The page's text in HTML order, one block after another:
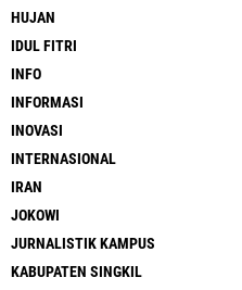
HUJAN
IDUL FITRI
INFO
INFORMASI
INOVASI
INTERNASIONAL
IRAN
JOKOWI
JURNALISTIK KAMPUS
KABUPATEN SINGKIL